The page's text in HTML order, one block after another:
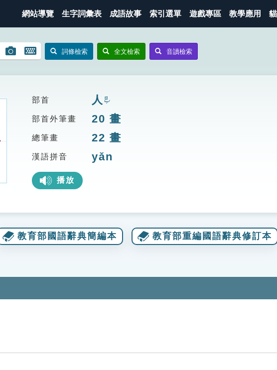
網站導覽 生字詞彙表 成語故事 索引選單 遊戲專區 教學應用
圖
搜
開
鍵
圖
詞條檢索 全文檢索 音讀檢索
ˇ
部首 人 ㄖㄣˊ
部首外筆畫 20 畫
總筆畫 22 畫
漢語拼音 yǎn
播放
教育部國語辭典簡編本 教育部重編國語辭典修訂本